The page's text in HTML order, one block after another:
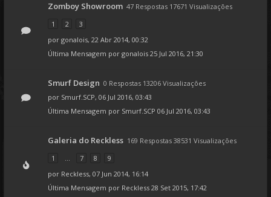
Zomboy Showroom 47 Respostas 17671 Visualizações
1
2
3
por gonalois, 22 Abr 2014, 00:32
Última Mensagem por gonalois 25 Jul 2016, 21:30
Smurf Design 0 Respostas 13206 Visualizações
por Smurf.SCP, 06 Jul 2016, 03:43
Última Mensagem por Smurf.SCP 06 Jul 2016, 03:43
Galeria do Reckless 169 Respostas 38531 Visualizações
1
... 7 8
9
por Reckless, 07 Jun 2014, 16:14
Última Mensagem por Reckless 28 Set 2015, 17:42